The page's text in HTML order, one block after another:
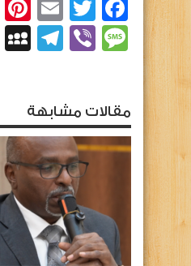
Message
Viber
مقالات مشابهة